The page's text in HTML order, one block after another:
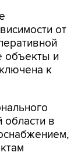
от
объекты и
к
в